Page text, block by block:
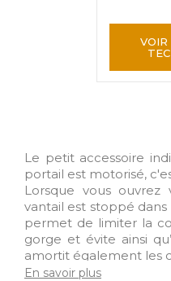
VOIR
Le petit accessoire
portail est motorisé,
Lorsque vous ouvrez
vantail est stoppé
permet de limiter la
gorge et évite ainsi
amortit également les
coulissant en acier de
En savoir plus